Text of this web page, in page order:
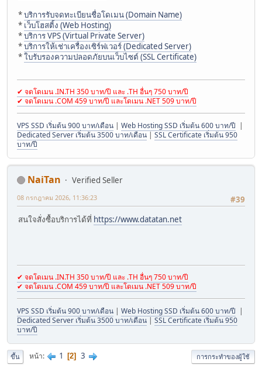
*บริการรับจดทะเบียนชื่อโดเมน (Domain Name)
* เว็บโฮสติ้ง (Web Hosting)
*บริการ VPS (Virtual Private Server)
*บริการให้เช่าเครื่องเซิร์ฟเวอร์ (Dedicated Server)
*ใบรับรองความปลอดภัยบนเว็บไซต์ (SSL Certificate)
✔ จดโดเมน .IN.TH 350 บาท/ปี และ .TH อื่นๆ 750 บาท/ปี
✔ จดโดเมน .COM 459 บาท/ปี และโดเมน .NET 509 บาท/ปี
VPS SSD เริ่มต้น 900 บาท/เดือน | Web Hosting SSD เริ่มต้น 600 บาท/ปี |
Dedicated Server เริ่มต้น 3500 บาท/เดือน | SSL Certificate เริ่มต้น 950
บาท/ปี
NaiTan
Verified Seller
#39
08 กรกฎาคม 2026, 11:36:23
สนใจสั่งซื้อบริการได้ที่ https://www.datatan.net
✔ จดโดเมน .IN.TH 350 บาท/ปี และ .TH อื่นๆ 750 บาท/ปี
✔ จดโดเมน .COM 459 บาท/ปี และโดเมน .NET 509 บาท/ปี
VPS SSD เริ่มต้น 900 บาท/เดือน | Web Hosting SSD เริ่มต้น 600 บาท/ปี |
Dedicated Server เริ่มต้น 3500 บาท/เดือน | SSL Certificate เริ่มต้น 950
บาท/ปี
ขึ้น หน้า 1 2 3 การกระทำของผู้ใช้